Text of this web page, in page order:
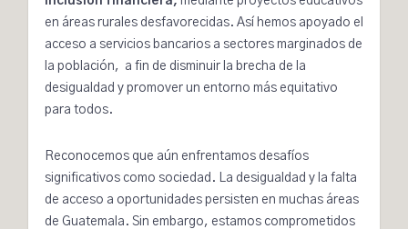
en áreas rurales desfavorecidas. Así hemos apoyado el
acceso a servicios bancarios a sectores marginados de
la población, a fin de disminuir la brecha de la
desigualdad y promover un entorno más equitativo
para todos.
Reconocemos que aún enfrentamos desafíos
significativos como sociedad. La desigualdad y la falta
de acceso a oportunidades persisten en muchas áreas
de Guatemala. Sin embargo, estamos comprometidos